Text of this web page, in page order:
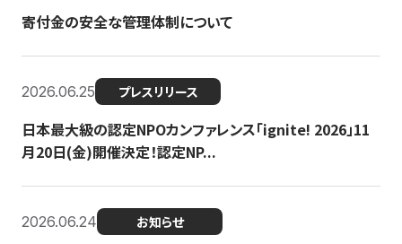
寄付金の安全な管理体制について
2026.06.25 プレスリリース
日本最大級の認定NPOカンファレンス「ignite! 2026」11
月20日(金)開催決定！認定NP...
2026.06.24 お知らせ